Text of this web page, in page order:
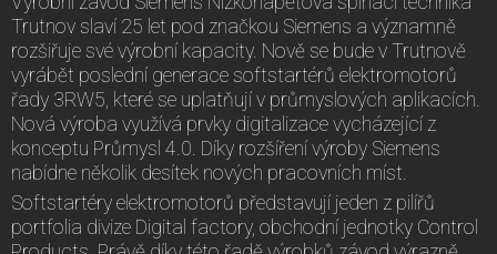
Trutnov slaví 25 let pod značkou Siemens a významně
rozšiřuje své výrobní kapacity. Nově se bude v Trutnově
vyrábět poslední generace softstartérů elektromotorů
řady 3RW5, které se uplatňují v průmyslových aplikacích.
Nová výroba využívá prvky digitalizace vycházející z
konceptu Průmysl 4.0. Díky rozšíření výroby Siemens
nabídne několik desítek nových pracovních míst.
Softstartéry elektromotorů představují jeden z pilířů
portfolia divize Digital factory, obchodní jednotky Control